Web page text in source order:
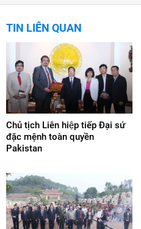
TIN LIÊN QUAN
Chủ tịch Liên hiệp tiếp Đại sứ
đặc mệnh toàn quyền
Pakistan